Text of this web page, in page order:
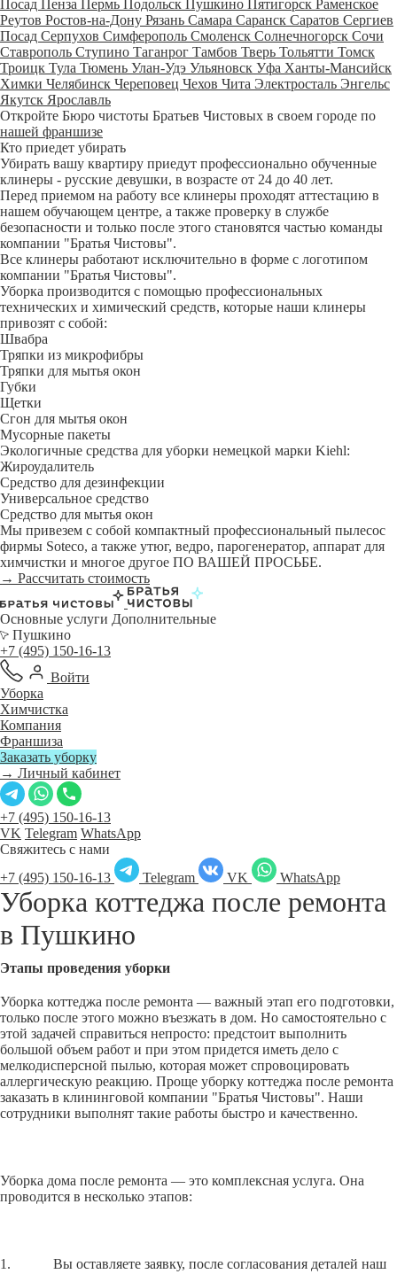
Посад Пенза Пермь Подольск Пушкино Пятигорск Раменское
Реутов Ростов-на-Дону Рязань Самара Саранск Саратов Сергиев
Посад Серпухов Симферополь Смоленск Солнечногорск Сочи
Ставрополь Ступино Таганрог Тамбов Тверь Тольятти Томск
Троицк Тула Тюмень Улан-Удэ Ульяновск Уфа Ханты-Мансийск
Химки Челябинск Череповец Чехов Чита Электросталь Энгельс
Якутск Ярославль
Откройте Бюро чистоты Братьев Чистовых в своем городе по
нашей франшизе
Кто приедет убирать
Убирать вашу квартиру приедут профессионально обученные
клинеры - русские девушки, в возрасте от 24 до 40 лет.
Перед приемом на работу все клинеры проходят аттестацию в
нашем обучающем центре, а также проверку в службе
безопасности и только после этого становятся частью команды
компании "Братья Чистовы".
Все клинеры работают исключительно в форме с логотипом
компании "Братья Чистовы".
Уборка производится с помощью профессиональных
технических и химический средств, которые наши клинеры
привозят с собой:
Швабра
Тряпки из микрофибры
Тряпки для мытья окон
Губки
Щетки
Сгон для мытья окон
Мусорные пакеты
Экологичные средства для уборки немецкой марки Kiehl:
Жироудалитель
Средство для дезинфекции
Универсальное средство
Средство для мытья окон
Мы привезем с собой компактный профессиональный пылесос
фирмы Soteco, а также утюг, ведро, парогенератор, аппарат для
химчистки и многое другое ПО ВАШЕЙ ПРОСЬБЕ.
→ Рассчитать стоимость
Основные услуги Дополнительные
Пушкино
+7 (495) 150-16-13
Войти
Уборка
Химчистка
Компания
Франшиза
Заказать уборку
→ Личный кабинет
+7 (495) 150-16-13
VK Telegram WhatsApp
Свяжитесь с нами
+7 (495) 150-16-13
Telegram VK WhatsApp
Уборка коттеджа после ремонта
в Пушкино
Этапы проведения уборки
Уборка коттеджа после ремонта — важный этап его подготовки,
только после этого можно въезжать в дом. Но самостоятельно с
этой задачей справиться непросто: предстоит выполнить
большой объем работ и при этом придется иметь дело с
мелкодисперсной пылью, которая может спровоцировать
аллергическую реакцию. Проще уборку коттеджа после ремонта
заказать в клининговой компании "Братья Чистовы". Наши
сотрудники выполнят такие работы быстро и качественно.
Уборка дома после ремонта — это комплексная услуга. Она
проводится в несколько этапов:
1. Вы оставляете заявку, после согласования деталей наш